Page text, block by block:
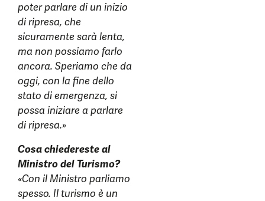
poter parlare di un inizio
di ripresa, che
sicuramente sarà lenta,
ma non possiamo farlo
ancora. Speriamo che da
oggi, con la fine dello
stato di emergenza, si
possa iniziare a parlare
di ripresa.»
Cosa chiedereste al
Ministro del Turismo?
«Con il Ministro parliamo
spesso. Il turismo è un